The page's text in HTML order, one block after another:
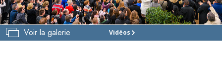
Voir la galerie Vidéos
ÉGLISE